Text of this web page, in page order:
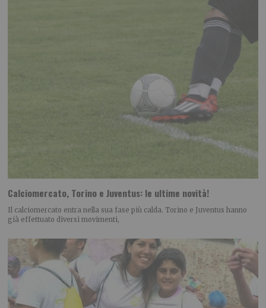
Calciomercato, Torino e Juventus: le ultime novità!
Il calciomercato entra nella sua fase più calda. Torino e Juventus hanno
già effettuato diversi movimenti,